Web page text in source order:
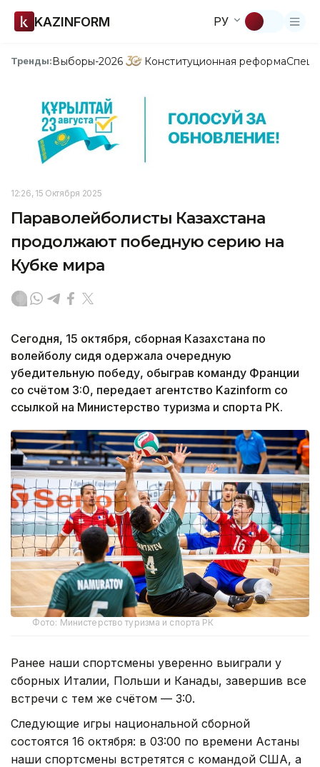
KAZINFORM РУ
Тренды:Выборы-2026 Конституционная реформа
12:26, 15 Октября 2025
Параволейболисты Казахстана
продолжают победную серию на
Кубке мира
Сегодня, 15 октября, сборная Казахстана по
волейболу сидя одержала очередную
убедительную победу, обыграв команду Франции
со счётом 3:0, передает агентство Kazinform со
ссылкой на Министерство туризма и спорта РК.
Фото: Министерство туризма и спорта РК
Ранее наши спортсмены уверенно выиграли у
сборных Италии, Польши и Канады, завершив все
встречи с тем же счётом — 3:0.
Следующие игры национальной сборной
состоятся 16 октября: в 03:00 по времени Астаны
наши спортсмены встретятся с командой США, а